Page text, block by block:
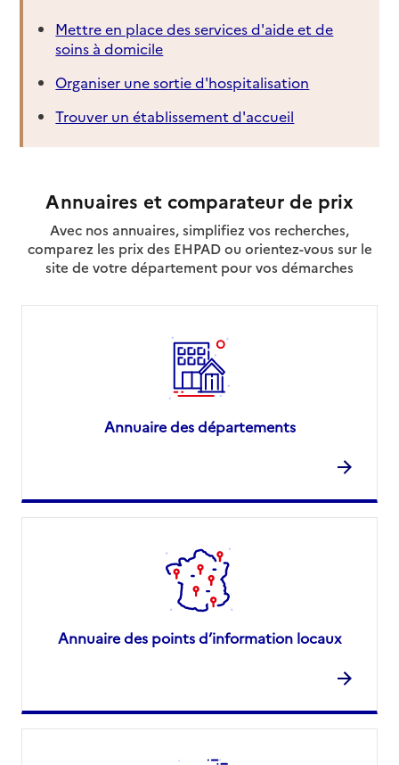
Mettre en place des services d'aide et de
soins à domicile
Organiser une sortie d'hospitalisation
Trouver un établissement d'accueil
Annuaires et comparateur de prix
Avec nos annuaires, simplifiez vos recherches,
comparez les prix des EHPAD ou orientez-vous sur le
site de votre département pour vos démarches
Annuaire des départements
Annuaire des points d’information locaux